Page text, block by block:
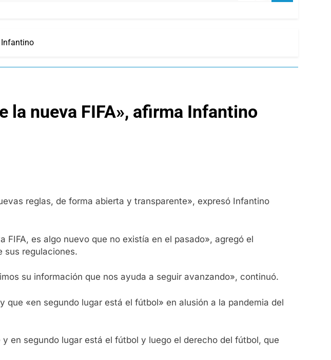
Infantino
la nueva FIFA», afirma Infantino
reglas, de forma abierta y transparente», expresó Infantino
es algo nuevo que no existía en el pasado», agregó el
sus regulaciones.
su información que nos ayuda a seguir avanzando», continuó.
«en segundo lugar está el fútbol» en alusión a la pandemia del
en segundo lugar está el fútbol y luego el derecho del fútbol, que